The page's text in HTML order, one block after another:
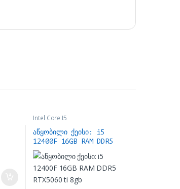
Intel Core I5
აწყობილი ქეისი: i5
12400F 16GB RAM DDR5
RTX5060 ti 8gb